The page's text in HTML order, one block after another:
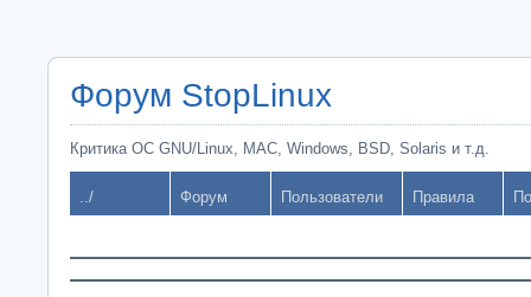
Форум StopLinux
Критика ОС GNU/Linux, MAC, Windows, BSD, Solaris и т.д.
../ Форум Пользователи Правила